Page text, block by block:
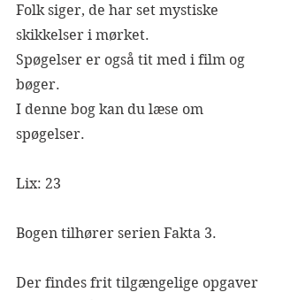
Folk siger, de har set mystiske
skikkelser i mørket.
Spøgelser er også tit med i film og
bøger.
I denne bog kan du læse om
spøgelser.
Lix: 23
Bogen tilhører serien Fakta 3.
Der findes frit tilgængelige opgaver